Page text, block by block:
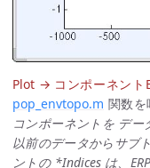
Plot → コンポーネント
pop_envtopo.m 関数
コンポーネントを デー
以前のデータからサブ
ントの *Indices は、